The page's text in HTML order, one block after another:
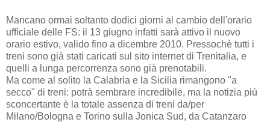
Mancano ormai soltanto dodici giorni al cambio dell'orario
ufficiale delle FS: il 13 giugno infatti sarà attivo il nuovo
orario estivo, valido fino a dicembre 2010. Pressochè tutti i
treni sono già stati caricati sul sito internet di Trenitalia, e
quelli a lunga percorrenza sono già prenotabili.
Ma come al solito la Calabria e la Sicilia rimangono "a
secco" di treni: potrà sembrare incredibile, ma la notizia più
sconcertante è la totale assenza di treni da/per
Milano/Bologna e Torino sulla Jonica Sud, da Catanzaro